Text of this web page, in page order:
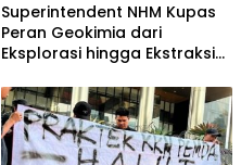
Superintendent NHM Kupas
Peran Geokimia dari
Eksplorasi hingga Ekstraksi
UNG